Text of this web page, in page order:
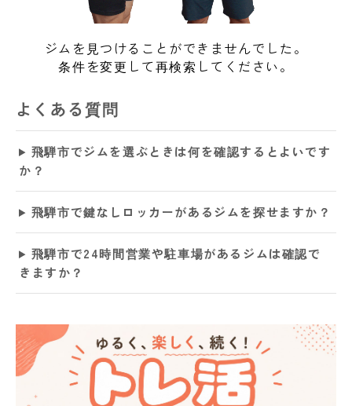
ジムを見つけることができませんでした。
条件を変更して再検索してください。
よくある質問
飛騨市でジムを選ぶときは何を確認するとよいです
か？
飛騨市で鍵なしロッカーがあるジムを探せますか？
飛騨市で24時間営業や駐車場があるジムは確認で
きますか？